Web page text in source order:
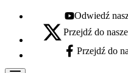
Youtube - otwiera
Odwiedź
X - otwiera się w nowej
Przejdź do
Facebook - otwiera
Przejdź do